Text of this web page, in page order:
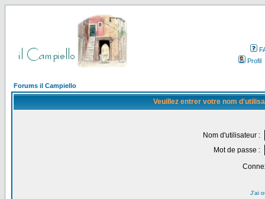
Profil
Forums il Campiello
Veuillez entrer votre nom
Nom d'utilisateur :
Mot de passe :
J'ai